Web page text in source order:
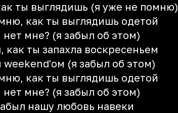
ты выглядишь (я уже не помню)
как ты выглядишь одетой
мне? (я забыл об этом)
как ты запахла воскресеньем
(я забыл об этом)
как ты выглядишь одетой
мне? (я забыл об этом)
нашу любовь навеки